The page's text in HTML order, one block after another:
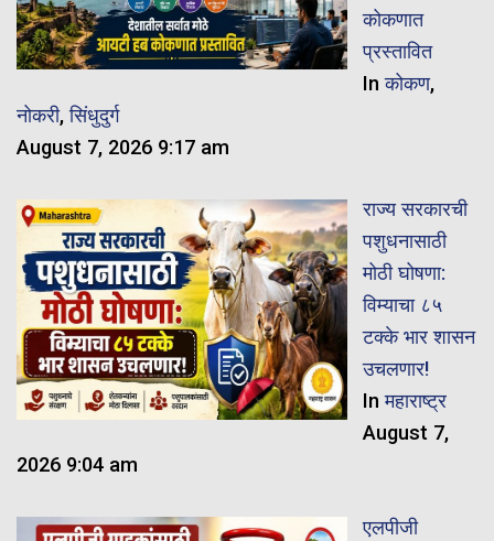
कोकणात
प्रस्तावित
Inकोकण,
नोकरी,सिंधुदुर्ग
August 7, 2026 9:17 am
राज्य सरकारची
पशुधनासाठी
मोठी घोषणा:
विम्याचा ८५
टक्के भार शासन
उचलणार!
Inमहाराष्ट्र
August 7,
2026 9:04 am
एलपीजी